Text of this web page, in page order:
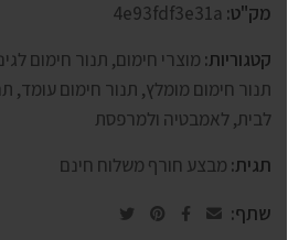
מק"ט: 4e93fdf3e31a
קטגוריות: מוצרי חימום, תנור חימום
תנור חימום מומלץ, תנור חימום עומד,
לבית, לאמבטיה ולמרפסת
תגית: מבצע חורף משלוח חינם
שתף: